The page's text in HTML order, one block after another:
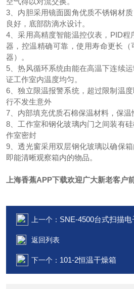
3、内胆采用镜面圆角优质不锈钢材
良好，底部防滴水设计。
4、采用高精度智能温控仪表，PID程
器，控温精确可靠，使用寿命更长
器）。
5、热风循环系统由能在高温下连续
证工作室内温度均匀。
6、独立限温报警系统，超过限制温
行不发生意外
7、内部填充优质石棉保温材料，保温
8、工作室和钢化玻璃内门之间装有
作室密封
9、透光窗采用双层钢化玻璃以确保
即能清晰观察箱内的物品。
上海香蕉APP下载欢迎广大新老客户
上一个： SNE-4500台式扫描
返回列表
下一个： 101-2恒温干燥箱